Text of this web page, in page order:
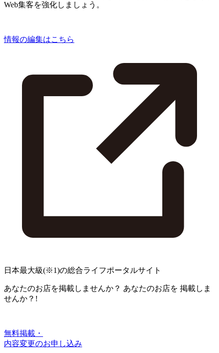
Web集客を強化しましょう。
情報の編集はこちら
日本最大級(※1)の総合ライフポータルサイト
あなたのお店を掲載しませんか？ あなたのお店を 掲載しま
せんか？!
無料掲載・
内容変更のお申し込み